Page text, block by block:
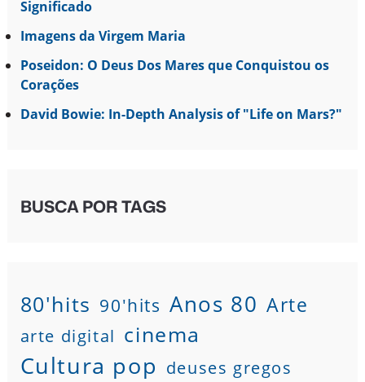
Significado
Imagens da Virgem Maria
Poseidon: O Deus Dos Mares que Conquistou os
Corações
David Bowie: In-Depth Analysis of "Life on Mars?"
BUSCA POR TAGS
80'hits 90'hits Anos 80 Arte
arte digital cinema
Cultura pop deuses gregos